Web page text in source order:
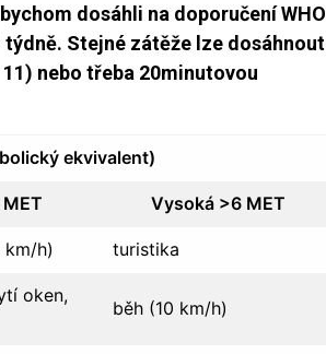
dosáhli na doporučení WHO
Stejné zátěže lze dosáhnout
nebo třeba 20minutovou
ekvivalent)
Vysoká >6 MET
km/h) turistika
oken,
běh (10 km/h)